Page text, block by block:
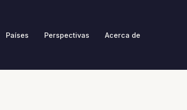
Países Perspectivas Acerca de